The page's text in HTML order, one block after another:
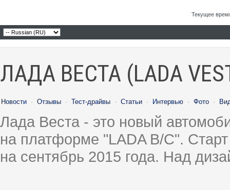
Текущее
ЛАДА ВЕСТА (LADA
Новости · Отзывы · Тест-драйвы · Статьи · Интервью · Фото ·
Лада Веста - это новый
на платформе "LADA B/C".
на сентябрь 2015 года. Над